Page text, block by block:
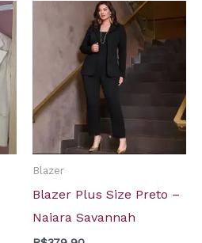
Blazer
Blazer Plus Size Preto –
Naiara Savannah